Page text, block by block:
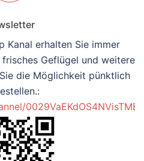
Kanal erhalten Sie immer
Geflügel und weitere
die Möglichkeit pünktlich